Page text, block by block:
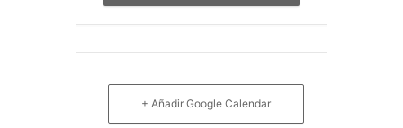
+ Añadir Google Calendar